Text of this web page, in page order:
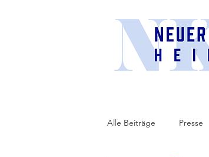
Alle Beiträge Presse